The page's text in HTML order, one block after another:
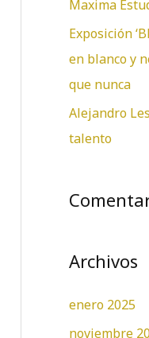
Maxima
Exposición
en blanco y
que nunca
Alejandro
talento
Archivos
enero 2025
noviembre